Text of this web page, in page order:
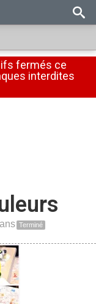
fermés ce
interdites
Terminé